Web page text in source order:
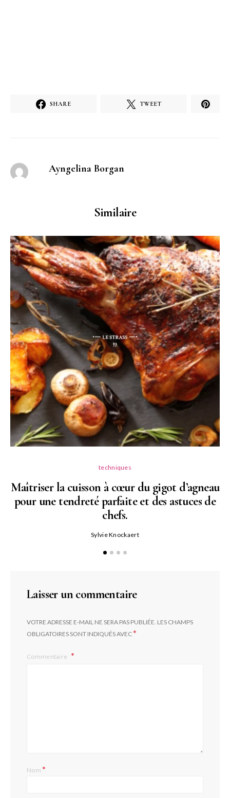
SHARE TWEET
Ayngelina Borgan
Similaire
techniques
Maîtriser la cuisson à cœur du gigot d’agneau
pour une tendreté parfaite et des astuces de
chefs.
Sylvie Knockaert
Laisser un commentaire
VOTRE ADRESSE E-MAIL NE SERA PAS PUBLIÉE. LES CHAMPS
OBLIGATOIRES SONT INDIQUÉS AVEC*
Commentaire
Nom*